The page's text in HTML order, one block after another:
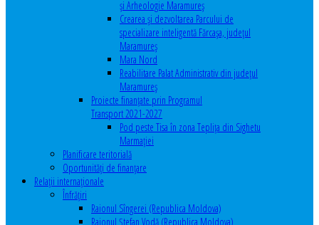
și Arheologie Maramureș
Crearea și dezvoltarea Parcului de
specializare inteligentă Fărcașa, județul
Maramureș
Mara Nord
Reabilitare Palat Administrativ din județul
Maramureș
Proiecte finanțate prin Programul
Transport 2021-2027
Pod peste Tisa în zona Teplița din Sighetu
Marmației
Planificare teritorială
Oportunităţi de finanţare
Relaţii internaţionale
Înfrăţiri
Raionul Sîngerei (Republica Moldova)
Raionul Ștefan Vodă (Republica Moldova)